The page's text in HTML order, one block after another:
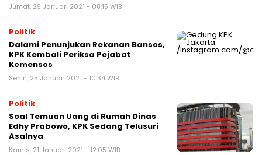
Jumat, 29 Januari 2021 - 08:15 WIB
Politik
Dalami Penunjukan Rekanan Bansos,
KPK Kembali Periksa Pejabat
Kemensos
Senin, 25 Januari 2021 - 10:34 WIB
Politik
Soal Temuan Uang di Rumah Dinas
Edhy Prabowo, KPK Sedang Telusuri
Asalnya
Kamis, 21 Januari 2021 - 12:05 WIB